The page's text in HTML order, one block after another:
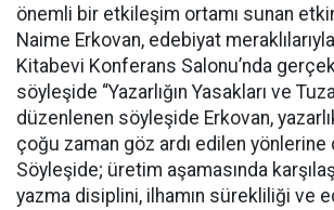
önemli bir etkileşim ortamı sunan
Naime Erkovan, edebiyat
Kitabevi Konferans Salonu’nda
söyleşide “Yazarlığın Yasakları ve
düzenlenen söyleşide Erkovan,
çoğu zaman göz ardı edilen
Söyleşide; üretim aşamasında
yazma disiplini, ilhamın sürekliliği ve